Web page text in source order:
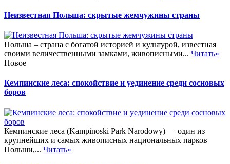
Неизвестная Польша: скрытые жемчужины страны
Польша – страна с богатой историей и культурой, известная
своими величественными замками, живописными... Читать»
Новое
Кемпинские леса: спокойствие и уединение среди сосновых
боров
Кемпинские леса (Kampinoski Park Narodowy) — один из
крупнейших и самых живописных национальных парков
Польши,... Читать»